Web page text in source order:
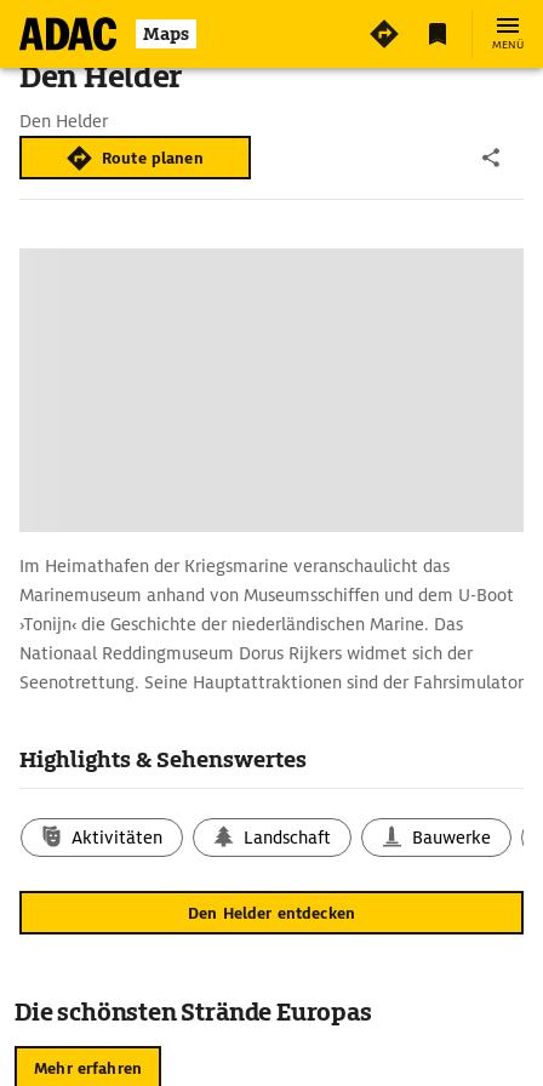
Maps MENÜ
Den Helder
Den Helder
Route planen
Im Heimathafen der Kriegsmarine veranschaulicht das
Marinemuseum anhand von Museumsschiffen und dem U-Boot
›Tonijn‹ die Geschichte der niederländischen Marine. Das
Nationaal Reddingmuseum Dorus Rijkers widmet sich der
Seenotrettung. Seine Hauptattraktionen sind der Fahr­simulator
Geschichte. Das Nordseeaquarium im Fort zeigt Lebensräume
Unterwasser-Glastunnel kann man die ­Fische besonders gut
beobachten.
Highlights & Sehenswertes
Aktivitäten Landschaft Bauwerke
Den Helder entdecken
Die schönsten Strände Europas
Mehr erfahren